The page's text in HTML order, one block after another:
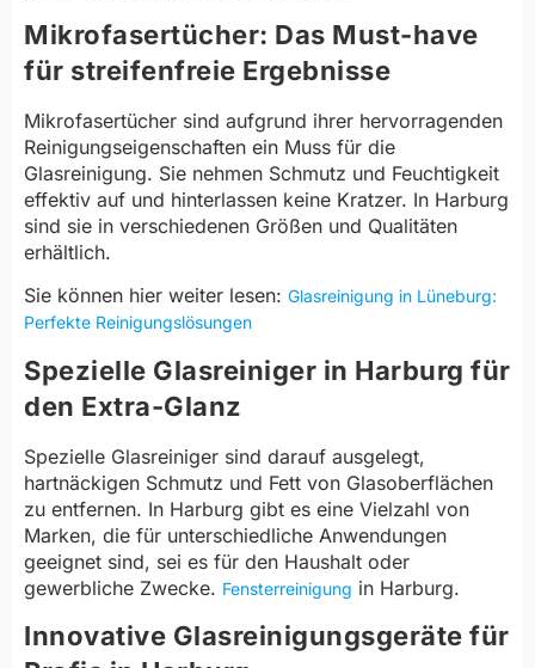
Mikrofasertücher: Das Must-have
für streifenfreie Ergebnisse
Mikrofasertücher sind aufgrund ihrer hervorragenden
Reinigungseigenschaften ein Muss für die
Glasreinigung. Sie nehmen Schmutz und Feuchtigkeit
effektiv auf und hinterlassen keine Kratzer. In Harburg
sind sie in verschiedenen Größen und Qualitäten
erhältlich.
Sie können hier weiter lesen: Glasreinigung in Lüneburg:
Perfekte Reinigungslösungen
Spezielle Glasreiniger in Harburg für
den Extra-Glanz
Spezielle Glasreiniger sind darauf ausgelegt,
hartnäckigen Schmutz und Fett von Glasoberflächen
zu entfernen. In Harburg gibt es eine Vielzahl von
Marken, die für unterschiedliche Anwendungen
geeignet sind, sei es für den Haushalt oder
gewerbliche Zwecke. Fensterreinigung in Harburg.
Innovative Glasreinigungsgeräte für